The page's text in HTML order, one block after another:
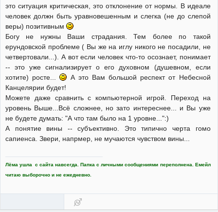
это ситуация критическая, это отклонение от нормы. В идеале
человек должн быть уравновешенным и слегка (не до слепой
веры) позитивным
Богу не нужны Ваши страдания. Тем более по такой
ерундовской проблеме ( Вы же на иглу никого не посадили, не
четвертовали...). А вот если человек что-то осознает, понимает
-- это уже сигнализирует о его духовном (душевном, если
хотите) росте...
А это Вам большой респект от Небесной
Канцелярии будет!
Можете даже сравнить с компьютерной игрой. Переход на
уровень Выше...Всё сложнее, но зато интереснее... и Вы уже
не будете думать: "А что там было на 1 уровне...":)
А понятие вины -- субъективно. Это типично черта гомо
сапиенса. Звери, напрмер, не мучаются чувством вины...
Лёма ушла с сайта навсегда. Папка с личными сообщениями переполнена. Емейл
читаю выборочно и не ежедневно.